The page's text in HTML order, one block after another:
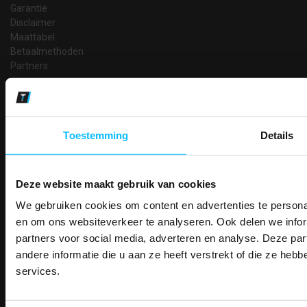
Toestemming Details
Deze website maakt gebruik van cookies
We gebruiken cookies om content en advertenties te
en om ons websiteverkeer te analyseren. Ook delen we
partners voor social media, adverteren en analyse. Deze
andere informatie die u aan ze heeft verstrekt of die ze
services.
Garantie
Disclaimer
Maattabel
Betaalmethoden
Partners
Makkelijk shoppen
14 Dagen tijd om te herroepen
Betaalwijze
Email
Inschrijven
TEACO VOF
ONTVANG
KORTING OP
PAK
veiligheidsschoenen